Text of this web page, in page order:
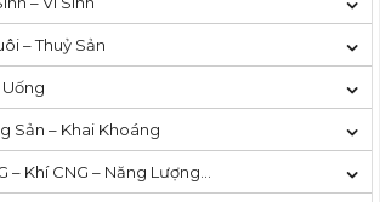
– Thuỷ Sản
Sản – Khai Khoáng
– Khí CNG – Năng Lượng…